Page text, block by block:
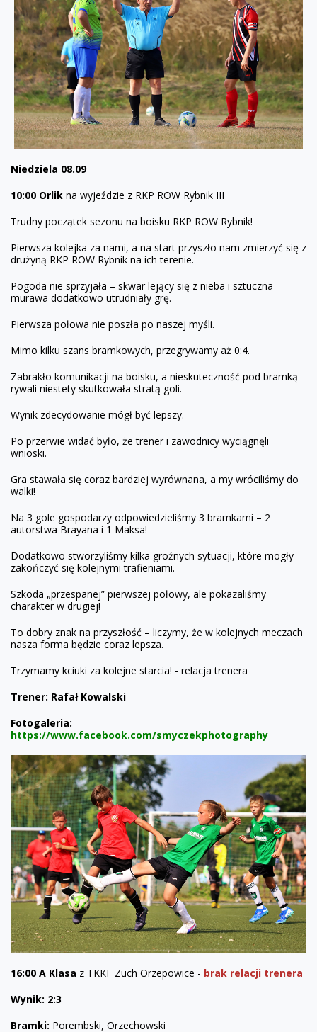
Niedziela 08.09
10:00 Orlik na wyjeździe z RKP ROW Rybnik III
Trudny początek sezonu na boisku RKP ROW Rybnik!
Pierwsza kolejka za nami, a na start przyszło nam zmierzyć się z
drużyną RKP ROW Rybnik na ich terenie.
Pogoda nie sprzyjała – skwar lejący się z nieba i sztuczna
murawa dodatkowo utrudniały grę.
Pierwsza połowa nie poszła po naszej myśli.
Mimo kilku szans bramkowych, przegrywamy aż 0:4.
Zabrakło komunikacji na boisku, a nieskuteczność pod bramką
rywali niestety skutkowała stratą goli.
Wynik zdecydowanie mógł być lepszy.
Po przerwie widać było, że trener i zawodnicy wyciągnęli
wnioski.
Gra stawała się coraz bardziej wyrównana, a my wróciliśmy do
walki!
Na 3 gole gospodarzy odpowiedzieliśmy 3 bramkami – 2
autorstwa Brayana i 1 Maksa!
Dodatkowo stworzyliśmy kilka groźnych sytuacji, które mogły
zakończyć się kolejnymi trafieniami.
Szkoda „przespanej” pierwszej połowy, ale pokazaliśmy
charakter w drugiej!
To dobry znak na przyszłość – liczymy, że w kolejnych meczach
nasza forma będzie coraz lepsza.
Trzymamy kciuki za kolejne starcia! - relacja trenera
Trener: Rafał Kowalski
Fotogaleria:
https://www.facebook.com/smyczekphotography
16:00 A Klasa z TKKF Zuch Orzepowice - brak relacji trenera
Wynik: 2:3
Bramki: Porembski, Orzechowski